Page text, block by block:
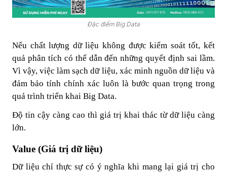
Đặc điểm Big Data
Nếu chất lượng dữ liệu không được kiểm soát tốt, kết
quả phân tích có thể dẫn đến những quyết định sai lầm.
Vì vậy, việc làm sạch dữ liệu, xác minh nguồn dữ liệu và
đảm bảo tính chính xác luôn là bước quan trọng trong
quá trình triển khai Big Data.
Độ tin cậy càng cao thì giá trị khai thác từ dữ liệu càng
lớn.
Value (Giá trị dữ liệu)
Dữ liệu chỉ thực sự có ý nghĩa khi mang lại giá trị cho